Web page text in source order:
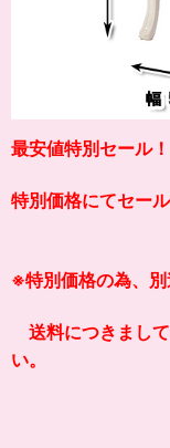
最安値特別セール！
特別価格にてセール
※特別価格の為、別
送料につきまし
い。